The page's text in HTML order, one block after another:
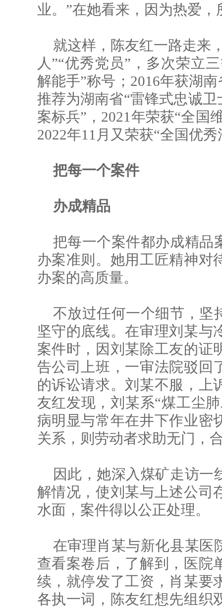
业。”在她看来，因为热爱
就这样，陈友红一路走来
人”“优秀党员”，多次荣立
解能手”称号；2016年获湖
推荐为湖南省“雷锋式忠诚
案标兵”，2021年荣获“全国
2022年11月又荣获“全国优
把每一个案件
办成精品
把每一个案件都办成精品
办案准则。她用工匠精神对
办案的高质量。
不放过任何一个细节，坚
坚守的底线。在审理刘某与
案件时，因刘某除工友的证
告公司上班，一审法院驳回
的诉讼请求。刘某不服，上
友红发现，刘某系“煤工尘
病明显与常年在井下作业密
关系，则劳动者求助无门，
因此，她深入煤矿走访一
解情况，使刘某与上述公司
水面，案件得以公正处理。
在审理肖某与新化县某医
查看案卷后，了解到，医院
续，就停发了工资，肖某要
各执一词，陈友红想先组织